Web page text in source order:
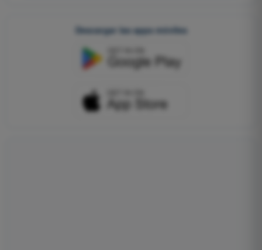
Descargar las apps móviles